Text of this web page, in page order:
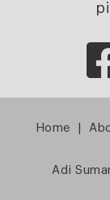
Home
Adi